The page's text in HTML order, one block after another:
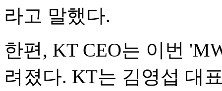
라고 말했다.
한편, KT CEO는 이번
려졌다. KT는 김영섭 대